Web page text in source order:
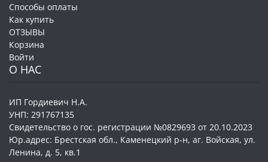
Способы оплаты
Как купить
ОТЗЫВЫ
Корзина
Войти
О НАС
ИП Гордиевич Н.А.
УНП: 291767135
Свидетельство о гос. регистрации №0829693 от 20.10.2023
Юр.адрес: Брестская обл., Каменецкий р-н, аг. Войская, ул.
Ленина, д. 5, кв.1